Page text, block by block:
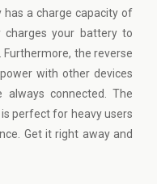
a charge capacity of
charges your battery to
Furthermore, the reverse
with other devices
connected. The
perfect for heavy users
Get it right away and